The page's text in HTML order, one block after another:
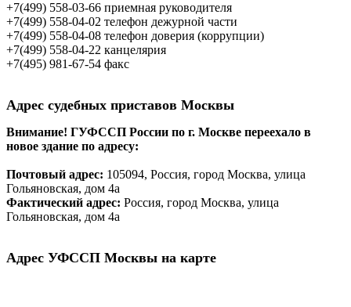
+7(499) 558-03-66 приемная руководителя
+7(499) 558-04-02 телефон дежурной части
+7(499) 558-04-08 телефон доверия (коррупции)
+7(499) 558-04-22 канцелярия
+7(495) 981-67-54 факс
Адрес судебных приставов Москвы
Внимание! ГУФССП России по г. Москве переехало в
новое здание по адресу:
Почтовый адрес: 105094, Россия, город Москва, улица
Гольяновская, дом 4а
Фактический адрес: Россия, город Москва, улица
Гольяновская, дом 4а
Адрес УФССП Москвы на карте